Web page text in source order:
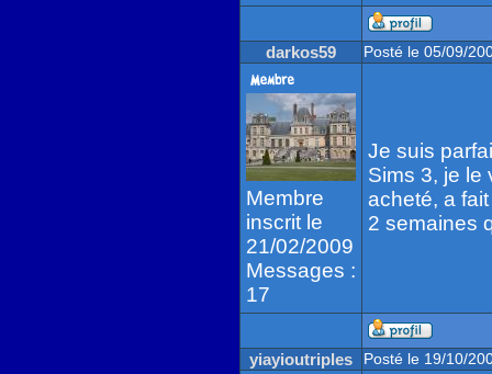
darkos59 Posté le 05/09/
Membre
inscrit le
21/02/2009
Messages :
17
Je suis
Sims 3, je le
acheté, a
2 semaines
yiayioutriples Posté le 19/10/